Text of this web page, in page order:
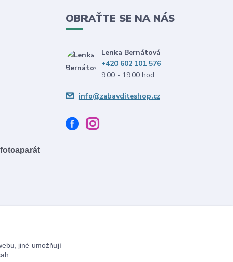
OBRAŤTE SE NA NÁS
Lenka Bernátová
+420 602 101 576
9:00 - 19:00 hod.
info@zabavditeshop.cz
jiné umožňují